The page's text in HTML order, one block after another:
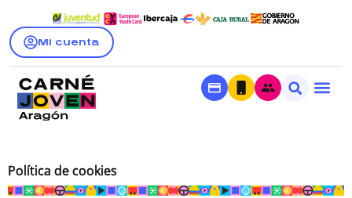
Mi cuenta
Política de cookies